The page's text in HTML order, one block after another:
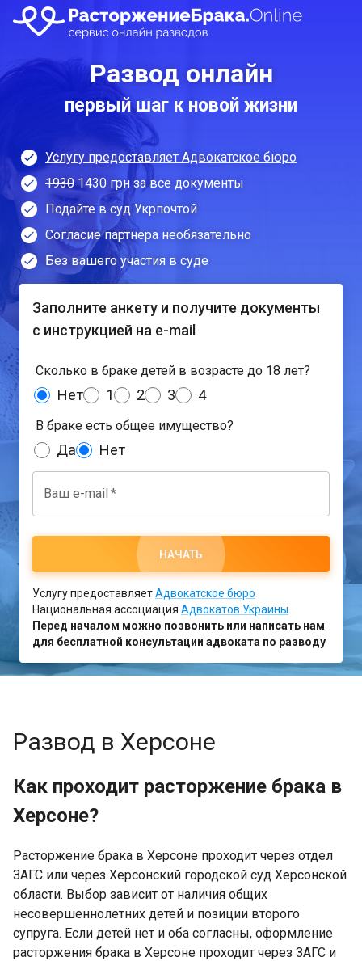
Развод онлайн
первый шаг к новой жизни
Услугу предоставляет Адвокатское бюро
19301430 грн за все документы
Подайте в суд Укрпочтой
Согласие партнера необязательно
Без вашего участия в суде
Заполните анкету и получите документы
с инструкцией на e-mail
Сколько в браке детей в возрасте до 18 лет?
Нет 1 2 3 4
В браке есть общее имущество?
Да Нет
Ваш e-mail *
НАЧАТЬ
Услугу предоставляетАдвокатское бюро
Национальная ассоциация Адвокатов Украины
Перед началом можно позвонить или написать нам
для бесплатной консультации адвоката по разводу
Развод в Херсоне
Как проходит расторжение брака в
Херсоне?
Расторжение брака в Херсоне проходит через отдел
ЗАГС или через Херсонский городской суд Херсонской
области. Выбор зависит от наличия общих
несовершеннолетних детей и позиции второго
супруга. Если детей нет и оба согласны, оформление
расторжения брака в Херсоне проходит через ЗАГС и